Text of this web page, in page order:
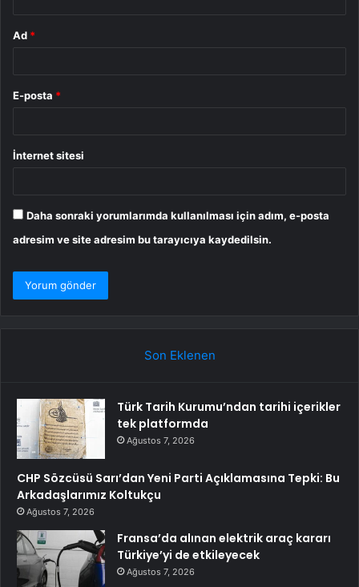
Ad *
E-posta *
İnternet sitesi
Daha sonraki yorumlarımda kullanılması için adım, e-posta
adresim ve site adresim bu tarayıcıya kaydedilsin.
Son Eklenen
Türk Tarih Kurumu’ndan tarihi içerikler
tek platformda
Ağustos 7, 2026
CHP Sözcüsü Sarı’dan Yeni Parti Açıklamasına Tepki: Bu
Arkadaşlarımız Koltukçu
Ağustos 7, 2026
Fransa’da alınan elektrik araç kararı
Türkiye’yi de etkileyecek
Ağustos 7, 2026